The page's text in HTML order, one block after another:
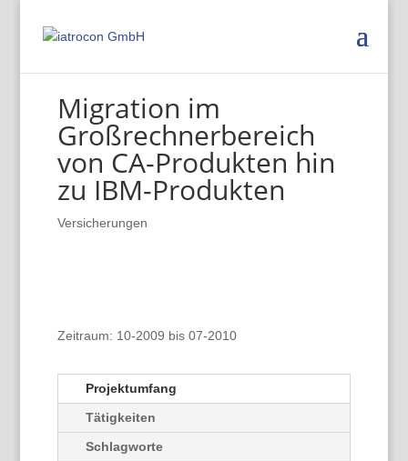
Migration im
Großrechnerbereich
von CA-Produkten hin
zu IBM-Produkten
Versicherungen
Zeitraum: 10-2009 bis 07-2010
Projektumfang
Tätigkeiten
Schlagworte